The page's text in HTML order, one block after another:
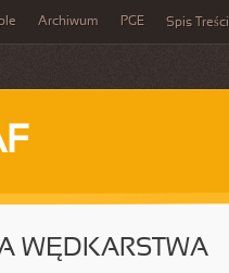
Archiwum PGE Spis Treści
WĘDKARSTWA